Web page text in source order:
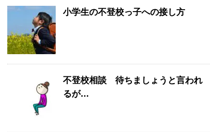
小学生の不登校っ子への接し方
不登校相談 待ちましょうと言われ
るが…